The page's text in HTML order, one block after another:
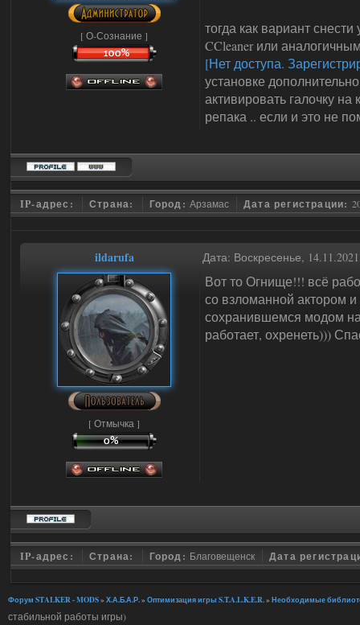
[ О-Сознание ]
тогда как вариант
CCleaner или
[Нет доступа.
установке
активировать галочку на
репака .. если и это не
IP-адрес: Страна: Город:Арзамас Дата регистрации:
ildarufa Дата: Воскресенье,
[ Отмычка ]
Вот то Огнище!!! всё
со взломанной актором
сохранившемся модом на
работает, охренеть)))
IP-адрес: Страна: Город: Благовещенск Дата
Форум STALKER - MODS» Х.А.Б.А.Р.» Оптимизация игры S.T.A.L.K.E.R.» Необходимые
стабильной работы игры)